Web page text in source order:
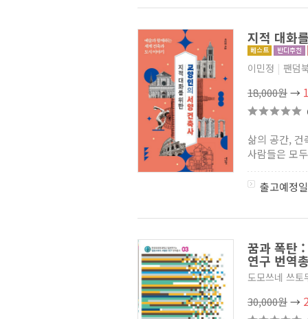
지적 대화
이민정 | 팬덤
18,000원→
삶의 공간,
사람들은 모
출고예정
꿈과 폭탄
연구 번역
도모쓰네 쓰토
30,000원→